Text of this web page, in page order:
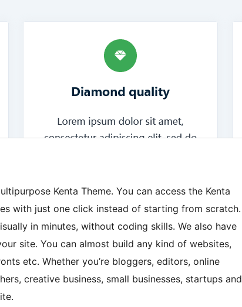
Kenta Theme. You can access the Kenta
with just one click instead of starting from scratch.
in minutes, without coding skills. We also have
site. You can almost build any kind of websites,
etc. Whether you’re bloggers, editors, online
creative business, small businesses, startups and